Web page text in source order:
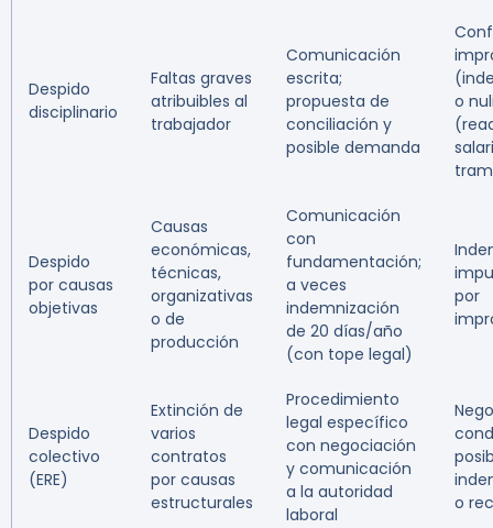
Despido
disciplinario
Faltas graves
atribuibles al
trabajador
Comunicación
escrita;
propuesta de
conciliación y
posible demanda
o
Despido
por causas
objetivas
Causas
económicas,
técnicas,
organizativas
o de
producción
Comunicación
con
fundamentación;
a veces
indemnización
de 20 días/año
(con tope legal)
por
Despido
colectivo
(ERE)
Extinción de
varios
contratos
por causas
estructurales
Procedimiento
legal específico
con negociación
y comunicación
a la autoridad
laboral
o